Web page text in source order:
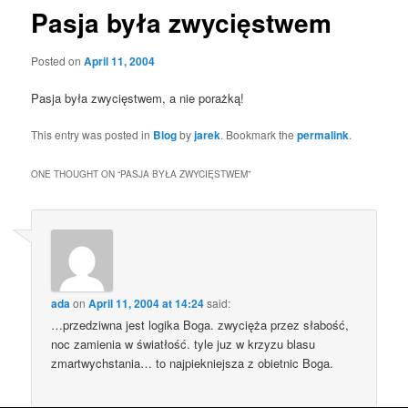
Pasja była zwycięstwem
Posted onApril 11, 2004
Pasja była zwycięstwem, a nie porażką!
This entry was posted in Blogbyjarek. Bookmark thepermalink.
ONE THOUGHT ON “PASJA BYŁA ZWYCIĘSTWEM”
adaonApril 11, 2004 at 14:24said:
…przedziwna jest logika Boga. zwycięża przez słabość,
noc zamienia w światłość. tyle juz w krzyzu blasu
zmartwychstania… to najpiekniejsza z obietnic Boga.